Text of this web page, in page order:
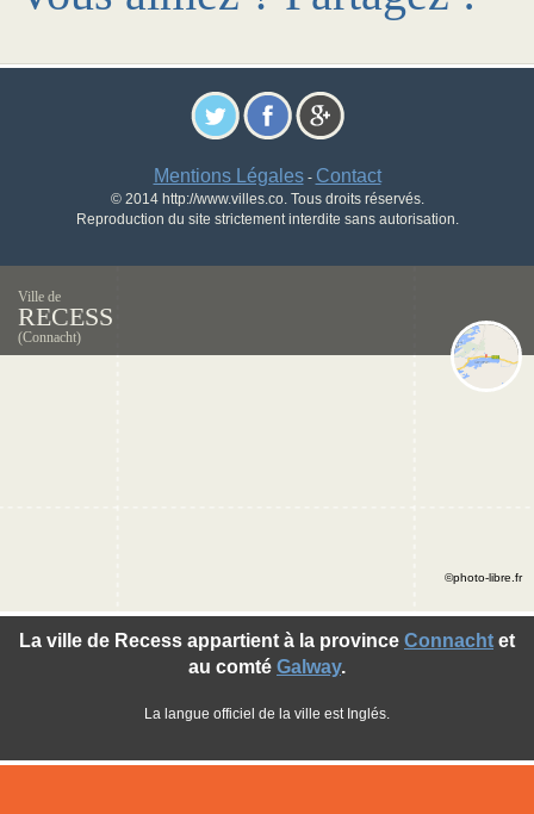
Mentions Légales- Contact
© 2014 http://www.villes.co. Tous droits réservés.
Reproduction du site strictement interdite sans autorisation.
Ville de
RECESS
(Connacht)
La ville de Recess appartient à la province Connacht et
au comté Galway.
La langue officiel de la ville est Inglés.
©photo-libre.fr